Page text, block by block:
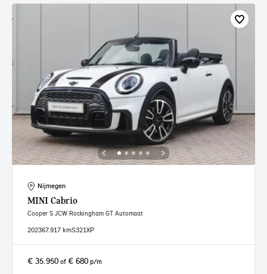
Nijmegen
MINI Cabrio
Cooper S JCW Rockingham GT Automaat
202367.917 kmS321XP
€ 35.950 of € 680 p/m